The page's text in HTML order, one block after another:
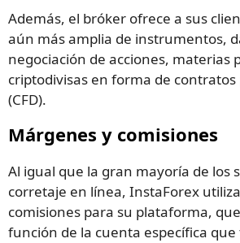
Además, el bróker ofrece a sus
aún más amplia de instrumentos,
negociación de acciones, materias
criptodivisas en forma de
(CFD).
Márgenes y comisiones
Al igual que la gran mayoría de los
corretaje en línea, InstaForex
comisiones para su plataforma,
función de la cuenta específica